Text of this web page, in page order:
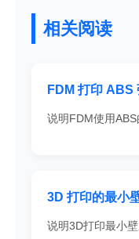
相关阅读
FDM 打印 ABS
说明FDM使用ABS
3D 打印的最小
说明3D打印最小壁